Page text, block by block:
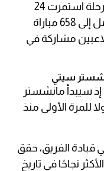
وأسدل اللاعب الإنجليزي الستار على رحلة استمرت 24
موسمًا في الدوري الممتاز، بعدما وصل إلى 658 مباراة
مشاركة في
سيتي
إذ سيبدأ مانشستر
للمرة الأولى منذ
قيادة الفريق، حقق
الأكثر نجاحًا في تاريخ